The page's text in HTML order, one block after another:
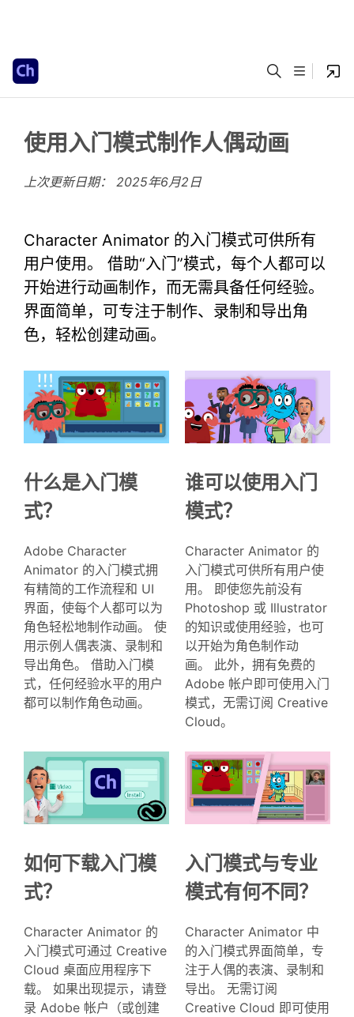
使用入门模式制作人偶动画
上次更新日期： 2025年6月2日
Character Animator 的入门模式可供所有
用户使用。 借助“入门”模式，每个人都可以
开始进行动画制作，而无需具备任何经验。
界面简单，可专注于制作、录制和导出角
色，轻松创建动画。
什么是入门模
式？
Adobe Character
Animator 的入门模式拥
有精简的工作流程和 UI
界面，使每个人都可以为
角色轻松地制作动画。 使
用示例人偶表演、录制和
导出角色。 借助入门模
式，任何经验水平的用户
都可以制作角色动画。
谁可以使用入门
模式？
Character Animator 的
入门模式可供所有用户使
用。 即使您先前没有
Photoshop 或 Illustrator
的知识或使用经验，也可
以开始为角色制作动
画。 此外，拥有免费的
Adobe 帐户即可使用入门
模式，无需订阅 Creative
Cloud。
如何下载入门模
式？
Character Animator 的
入门模式可通过 Creative
Cloud 桌面应用程序下
载。 如果出现提示，请登
录 Adobe 帐户（或创建
入门模式与专业
模式有何不同？
Character Animator 中
的入门模式界面简单，专
注于人偶的表演、录制和
导出。 无需订阅
Creative Cloud 即可使用